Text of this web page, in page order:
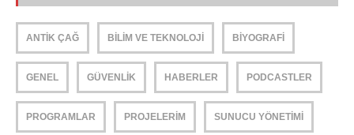
ANTIK ÇAĞ BILIM VE TEKNOLOJI BIYOGRAFI
GENEL GÜVENLIK HABERLER PODCASTLER
PROGRAMLAR PROJELERIM SUNUCU YÖNETIMI